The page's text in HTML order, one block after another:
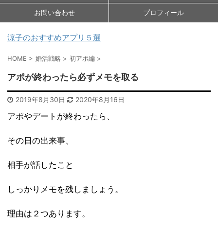
お問い合わせ プロフィール
涼子のおすすめアプリ５選
HOME > 婚活戦略 > 初アポ編 >
アポが終わったら必ずメモを取る
2019年8月30日 2020年8月16日
アポやデートが終わったら、
その日の出来事、
相手が話したこと
しっかりメモを残しましょう。
理由は２つあります。